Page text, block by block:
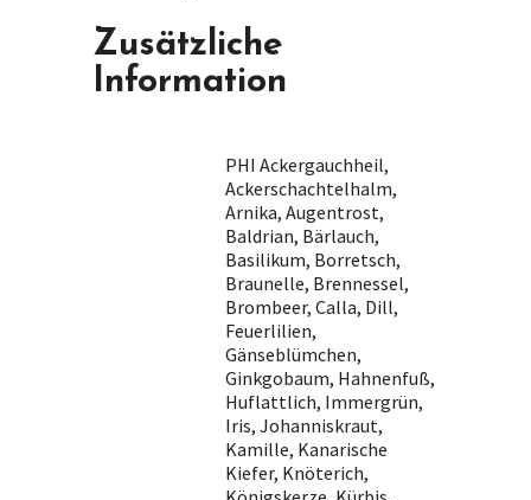
Zusätzliche
Information
PHI Ackergauchheil,
Ackerschachtelhalm,
Arnika, Augentrost,
Baldrian, Bärlauch,
Basilikum, Borretsch,
Braunelle, Brennessel,
Brombeer, Calla, Dill,
Feuerlilien,
Gänseblümchen,
Ginkgobaum, Hahnenfuß,
Huflattlich, Immergrün,
Iris, Johanniskraut,
Kamille, Kanarische
Kiefer, Knöterich,